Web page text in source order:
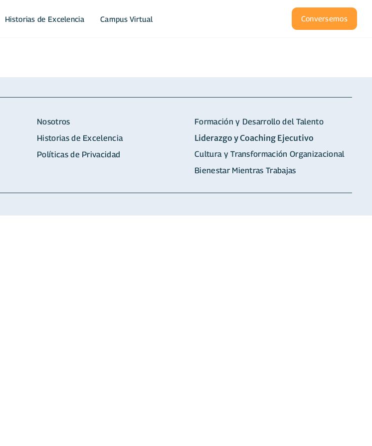
Historias de Excelencia Campus Virtual Conversemos
Nosotros
Historias de Excelencia
Políticas de Privacidad
Formación y Desarrollo del Talento
Liderazgo y Coaching Ejecutivo
Cultura y Transformación Organizacional
Bienestar Mientras Trabajas